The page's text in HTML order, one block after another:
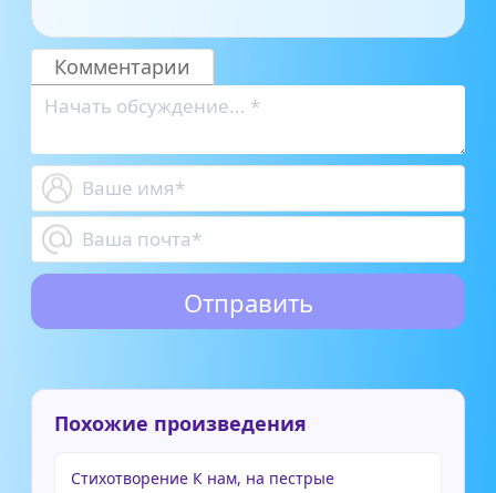
Комментарии
Похожие произведения
Стихотворение К нам, на пестрые